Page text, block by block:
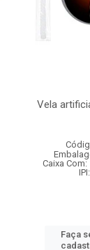
Vela
Caixa
Faça